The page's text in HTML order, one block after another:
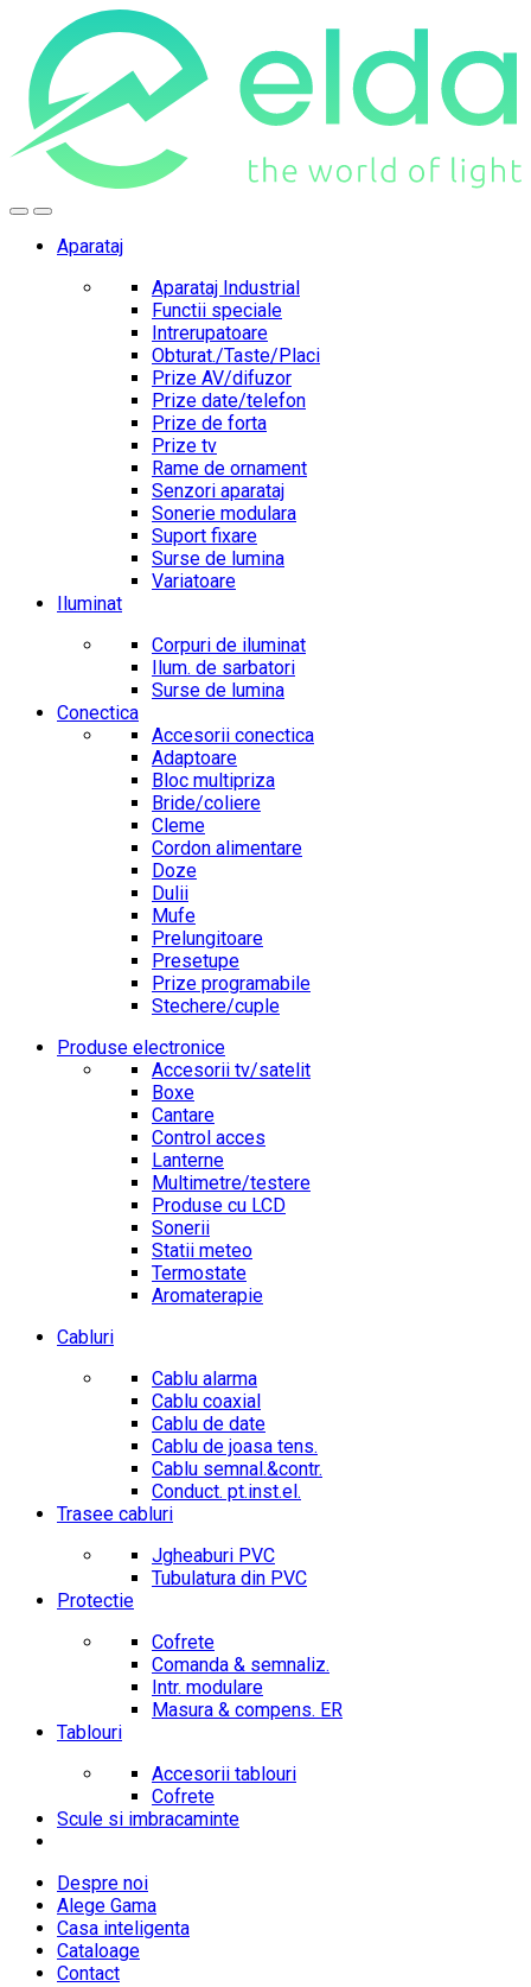
navigation
content
Aparataj
Aparataj Industrial
Functii speciale
Intrerupatoare
Obturat./Taste/Placi
Prize AV/difuzor
Prize date/telefon
Prize de forta
Prize tv
Rame de ornament
Senzori aparataj
Sonerie modulara
Suport fixare
Surse de lumina
Variatoare
Iluminat
Corpuri de iluminat
Ilum. de sarbatori
Surse de lumina
Conectica
Accesorii conectica
Adaptoare
Bloc multipriza
Bride/coliere
Cleme
Cordon alimentare
Doze
Dulii
Mufe
Prelungitoare
Presetupe
Prize programabile
Stechere/cuple
Produse electronice
Accesorii tv/satelit
Boxe
Cantare
Control acces
Lanterne
Multimetre/testere
Produse cu LCD
Sonerii
Statii meteo
Termostate
Aromaterapie
Cabluri
Cablu alarma
Cablu coaxial
Cablu de date
Cablu de joasa tens.
Cablu semnal.&contr.
Conduct. pt.inst.el.
Trasee cabluri
Jgheaburi PVC
Tubulatura din PVC
Protectie
Cofrete
Comanda & semnaliz.
Intr. modulare
Masura & compens. ER
Tablouri
Accesorii tablouri
Cofrete
Scule si imbracaminte
Despre noi
Alege Gama
Casa inteligenta
Cataloage
Contact